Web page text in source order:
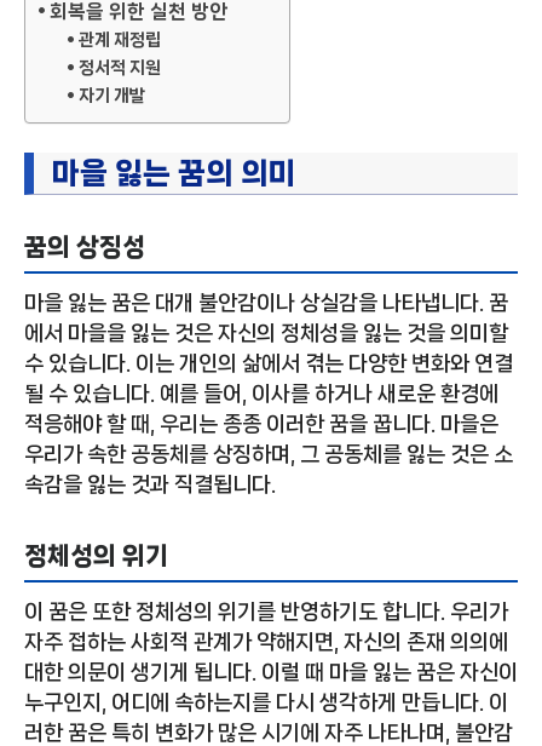
회복을 위한 실천 방안
관계 재정립
정서적 지원
자기 개발
마을 잃는 꿈의 의미
꿈의 상징성
마을 잃는 꿈은 대개 불안감이나 상실감을 나타냅니다. 꿈
에서 마을을 잃는 것은 자신의 정체성을 잃는 것을 의미할
수 있습니다. 이는 개인의 삶에서 겪는 다양한 변화와 연결
될 수 있습니다. 예를 들어, 이사를 하거나 새로운 환경에
적응해야 할 때, 우리는 종종 이러한 꿈을 꿉니다. 마을은
우리가 속한 공동체를 상징하며, 그 공동체를 잃는 것은 소
속감을 잃는 것과 직결됩니다.
정체성의 위기
이 꿈은 또한 정체성의 위기를 반영하기도 합니다. 우리가
자주 접하는 사회적 관계가 약해지면, 자신의 존재 의의에
대한 의문이 생기게 됩니다. 이럴 때 마을 잃는 꿈은 자신이
누구인지, 어디에 속하는지를 다시 생각하게 만듭니다. 이
러한 꿈은 특히 변화가 많은 시기에 자주 나타나며, 불안감